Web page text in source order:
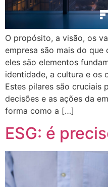
O propósito, a visão, os
empresa são mais do
eles são elementos
identidade, a cultura e os
Estes pilares são cruciais
decisões e as ações da
forma como a […]
ESG: é